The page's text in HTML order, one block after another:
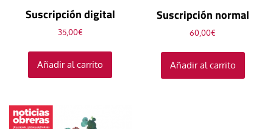
Suscripción digital
35,00€
Añadir al carrito
Suscripción normal
60,00€
Añadir al carrito